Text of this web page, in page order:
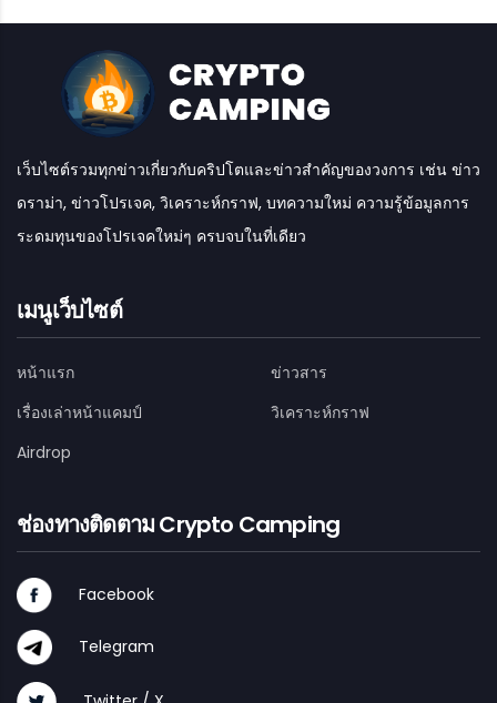
เว็บไซต์รวมทุกข่าวเกี่ยวกับคริปโตและข่าวสำคัญของวงการ เช่น ข่าว
ดราม่า, ข่าวโปรเจค, วิเคราะห์กราฟ, บทความใหม่ ความรู้ข้อมูลการ
ระดมทุนของโปรเจคใหม่ๆ ครบจบในที่เดียว
เมนูเว็บไซต์
หน้าแรก
ข่าวสาร
เรื่องเล่าหน้าแคมป์
วิเคราะห์กราฟ
Airdrop
ช่องทางติดตาม Crypto Camping
Facebook
Telegram